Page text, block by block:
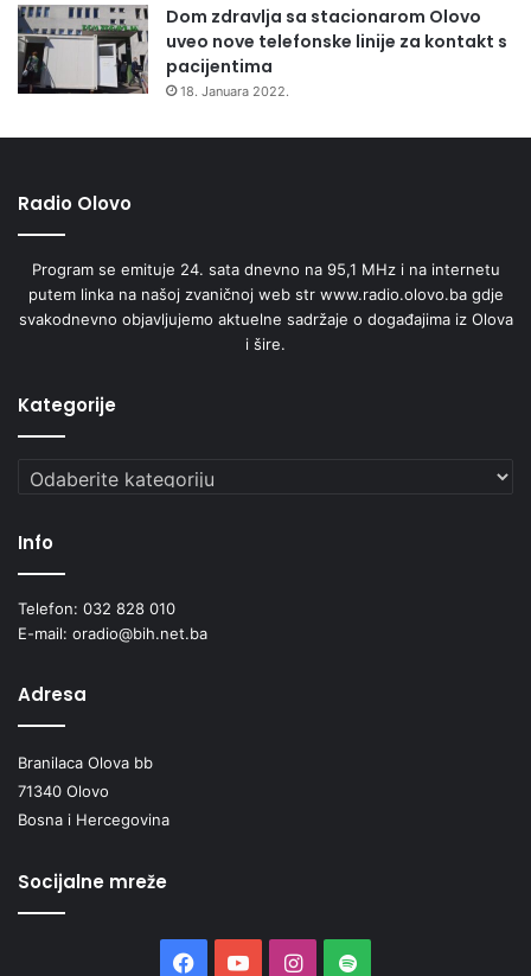
Dom zdravlja sa stacionarom Olovo
uveo nove telefonske linije za kontakt s
pacijentima
18. Januara 2022.
Radio Olovo
Program se emituje 24. sata dnevno na 95,1 MHz i na internetu
putem linka na našoj zvaničnoj web str www.radio.olovo.ba gdje
svakodnevno objavljujemo aktuelne sadržaje o događajima iz Olova
i šire.
Kategorije
Kategorije
Info
Telefon: 032 828 010
E-mail: oradio@bih.net.ba
Adresa
Branilaca Olova bb
71340 Olovo
Bosna i Hercegovina
Socijalne mreže
Facebook
YouTubeInstagram
Spotify